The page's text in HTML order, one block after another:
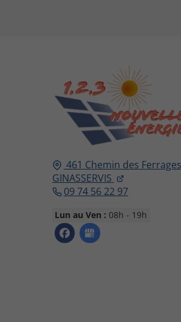
461 Chemin des
GINASSERVIS
09 74 56 22 97
Lun au Ven : 08h - 19h